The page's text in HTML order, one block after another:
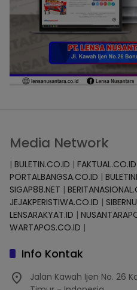
Media Network
| BULETIN.CO.ID | FAKTUAL.CO.ID
PORTALBANGSA.CO.ID |
SIGAP88.NET |
JEJAKPERISTIWA.CO.ID |
LENSARAKYAT.ID |
WARTAPOS.CO.ID |
Info Kontak
Jalan Kawah Ijen No. 26